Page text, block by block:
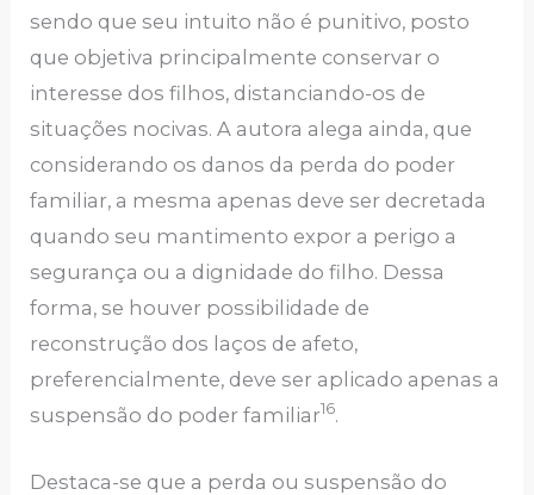
sendo que seu intuito não é punitivo, posto
que objetiva principalmente conservar o
interesse dos filhos, distanciando-os de
situações nocivas. A autora alega ainda, que
considerando os danos da perda do poder
familiar, a mesma apenas deve ser decretada
quando seu mantimento expor a perigo a
segurança ou a dignidade do filho. Dessa
forma, se houver possibilidade de
reconstrução dos laços de afeto,
preferencialmente, deve ser aplicado apenas a
suspensão do poder familiar16.
Destaca-se que a perda ou suspensão do